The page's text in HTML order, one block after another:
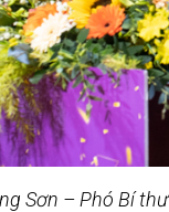
Sơn – Phó Bí